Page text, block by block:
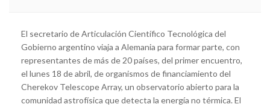
El secretario de Articulación Científico Tecnológica del
Gobierno argentino viaja a Alemania para formar parte, con
representantes de más de 20 países, del primer encuentro,
el lunes 18 de abril, de organismos de financiamiento del
Cherekov Telescope Array, un observatorio abierto para la
comunidad astrofísica que detecta la energía no térmica. El